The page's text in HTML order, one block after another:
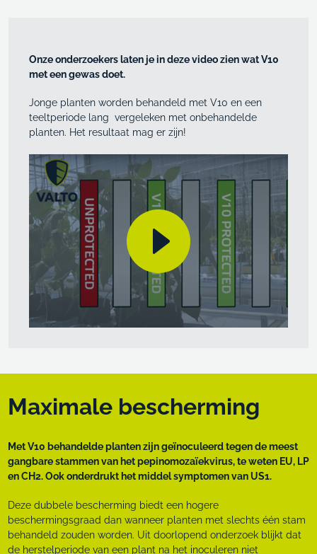
Onze onderzoekers laten je in deze video zien wat V10
met een gewas doet.
Jonge planten worden behandeld met V10 en een
teeltperiode lang vergeleken met onbehandelde
planten. Het resultaat mag er zijn!
Maximale bescherming
Met V10 behandelde planten zijn geïnoculeerd tegen de meest
gangbare stammen van het pepinomozaïekvirus, te weten EU, LP
en CH2. Ook onderdrukt het middel symptomen van US1.
Deze dubbele bescherming biedt een hogere
beschermingsgraad dan wanneer planten met slechts één stam
behandeld zouden worden. Uit doorlopend onderzoek blijkt dat
de herstelperiode van een plant na het inoculeren niet